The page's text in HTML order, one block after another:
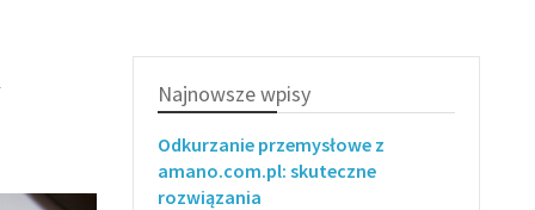
Najnowsze wpisy
Odkurzanie przemysłowe z
amano.com.pl: skuteczne
rozwiązania